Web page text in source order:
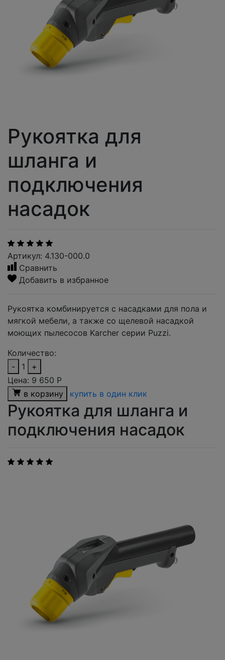
Рукоятка для
шланга и
подключения
насадок
Артикул: 4.130-000.0
Сравнить
Добавить в избранное
Рукоятка комбинируется с насадками для пола и
мягкой мебели, а также со щелевой насадкой
моющих пылесосов Karcher серии Puzzi.
Количество:
-
1
+
Цена: 9 650 Р
в корзину
купить в один клик
Рукоятка для шланга и
подключения насадок